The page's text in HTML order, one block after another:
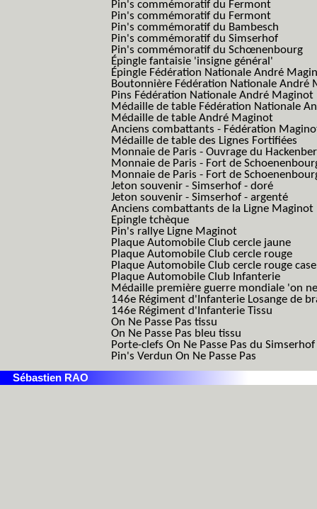
Pin's commémoratif du Fermont
Pin's commémoratif du Fermont
Pin's commémoratif du Bambesch
Pin's commémoratif du Simserhof
Pin's commémoratif du Schœnenbourg
Épingle fantaisie 'insigne général'
Épingle Fédération Nationale André
Boutonnière Fédération Nationale André
Pins Fédération Nationale André Maginot
Médaille de table Fédération Nationale
Médaille de table André Maginot
Anciens combattants - Fédération
Médaille de table des Lignes Fortifiées
Monnaie de Paris - Ouvrage du
Monnaie de Paris - Fort de
Monnaie de Paris - Fort de
Jeton souvenir - Simserhof - doré
Jeton souvenir - Simserhof - argenté
Anciens combattants de la Ligne Maginot
Epingle tchèque
Pin's rallye Ligne Maginot
Plaque Automobile Club cercle jaune
Plaque Automobile Club cercle rouge
Plaque Automobile Club cercle rouge
Plaque Automobile Club Infanterie
Médaille première guerre mondiale 'on
146e Régiment d'Infanterie Losange de
146e Régiment d'Infanterie Tissu
On Ne Passe Pas tissu
On Ne Passe Pas bleu tissu
Porte-clefs On Ne Passe Pas du Simserhof
Pin's Verdun On Ne Passe Pas
Sébastien RAO